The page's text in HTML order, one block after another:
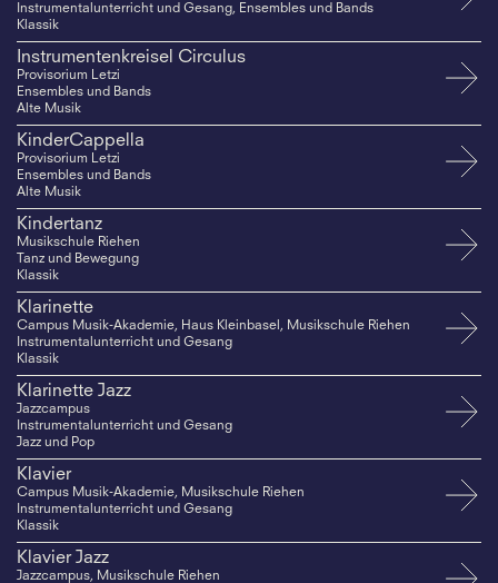
Instrumentalunterricht und Gesang, Ensembles und Bands
Klassik
Instrumentenkreisel Circulus
Provisorium Letzi
Ensembles und Bands
Alte Musik
KinderCappella
Provisorium Letzi
Ensembles und Bands
Alte Musik
Kindertanz
Musikschule Riehen
Tanz und Bewegung
Klassik
Klarinette
Campus Musik-Akademie, Haus Kleinbasel, Musikschule Riehen
Instrumentalunterricht und Gesang
Klassik
Klarinette Jazz
Jazzcampus
Instrumentalunterricht und Gesang
Jazz und Pop
Klavier
Campus Musik-Akademie, Musikschule Riehen
Instrumentalunterricht und Gesang
Klassik
Klavier Jazz
Jazzcampus, Musikschule Riehen